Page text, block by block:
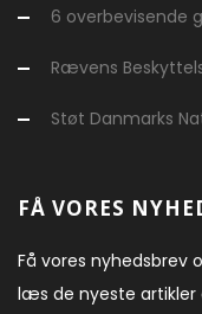
6 overbevisende
Rævens
Støt Danmarks
FÅ VORES
Få vores nyhedsbrev
læs de nyeste artikler